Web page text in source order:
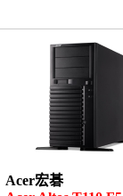
Acer宏碁